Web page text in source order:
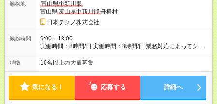
勤務地
富山県中新川郡
富山県富山県中新川郡舟橋村
日本テクノ株式会社
勤務時間
9:00～18:00
実働時間：8時間/日 実働時間：8時間/日 業務対応によってシフ
ト勤務もあります 勤務状況によっては土日祝日の作業出勤あ
り。 その場合、振替/代休の取得をして頂きます。
特徴 10名以上の大量募集
気になる！ 応募する 詳細へ